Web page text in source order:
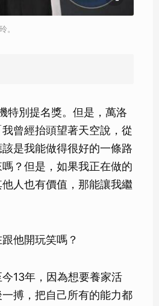
。
特別提名獎。但是，萬洛
曾經抬頭望著天空說，從
是我能做得很好的一條路
？但是，如果我正在做的
人也有價值，那能讓我繼
他開玩笑嗎？
13年，因為想要養家活
搏，把自己所有的能力都